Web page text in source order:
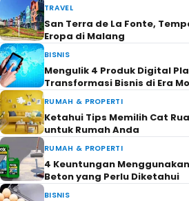
TRAVEL
San Terra de La Fonte,
Eropa di Malang
BISNIS
Mengulik 4 Produk Digital
Transformasi Bisnis di Era
RUMAH & PROPERTI
Ketahui Tips Memilih Cat
untuk Rumah Anda
RUMAH & PROPERTI
4 Keuntungan
Beton yang Perlu Diketahui
BISNIS